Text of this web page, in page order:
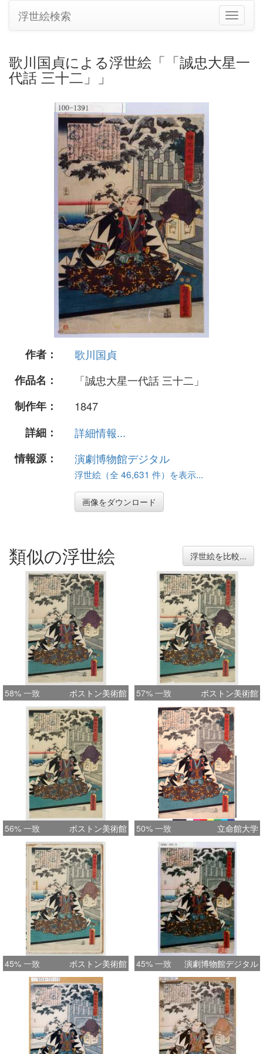
ナ
ビ
シ
浮世絵検索
歌川国貞による浮世絵「「誠忠大星一
代話 三十二」」
作者：
歌川国貞
作品名：
「誠忠大星一代話 三十二」
制作年：
1847
詳細：
詳細情報...
情報源：
演劇博物館デジタル
浮世絵（全 46,631 件）を表示...
画像をダウンロード
類似の浮世絵 浮世絵を比較...
58% 一致 ボストン美術館 57% 一致 ボストン美術館
56% 一致 ボストン美術館 50% 一致 立命館大学
45% 一致 ボストン美術館 45% 一致 演劇博物館デジタル